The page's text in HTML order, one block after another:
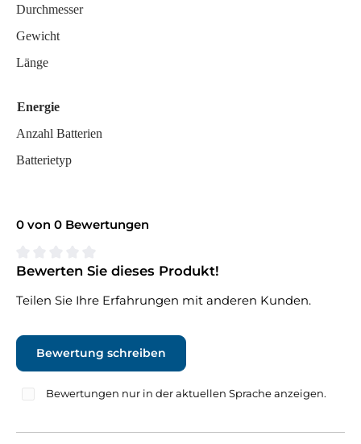
Durchmesser
Gewicht
Länge
Energie
Anzahl Batterien
Batterietyp
0 von 0 Bewertungen
Durchschnittliche Bewertung von 0 von 5 Sternen
Bewerten Sie dieses Produkt!
Teilen Sie Ihre Erfahrungen mit anderen Kunden.
Bewertung schreiben
Bewertungen nur in der aktuellen Sprache anzeigen.